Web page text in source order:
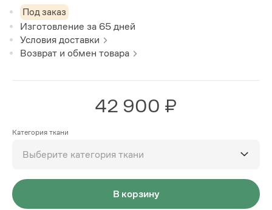
Под заказ
Изготовление за 65 дней
Условия доставки
Возврат и обмен товара
42 900 ₽
Категория ткани
Выберите категория ткани
В корзину